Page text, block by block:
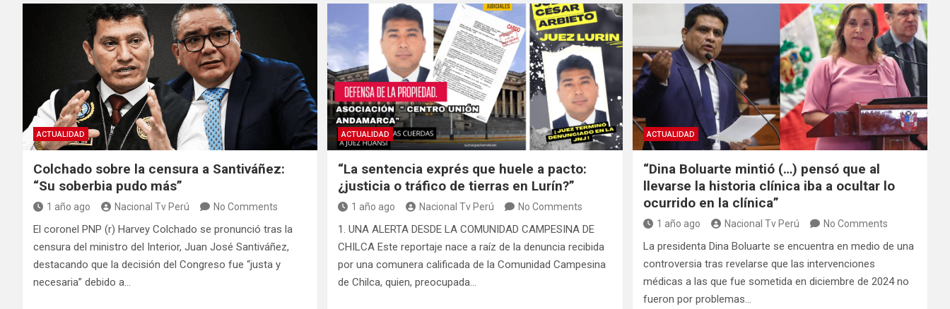
ACTUALIDAD
Colchado sobre la censura a Santiváñez:
“Su soberbia pudo más”
1 año ago Nacional Tv Perú No Comments
El coronel PNP (r) Harvey Colchado se pronunció tras la
censura del ministro del Interior, Juan José Santiváñez,
destacando que la decisión del Congreso fue “justa y
necesaria” debido a…
ACTUALIDAD
“La sentencia exprés que huele a pacto:
¿justicia o tráfico de tierras en Lurín?”
1 año ago Nacional Tv Perú No Comments
1. UNA ALERTA DESDE LA COMUNIDAD CAMPESINA DE
CHILCA Este reportaje nace a raíz de la denuncia recibida
por una comunera calificada de la Comunidad Campesina
de Chilca, quien, preocupada…
ACTUALIDAD
“Dina Boluarte mintió (…) pensó que al
llevarse la historia clínica iba a ocultar lo
ocurrido en la clínica”
1 año ago Nacional Tv Perú No Comments
La presidenta Dina Boluarte se encuentra en medio de una
controversia tras revelarse que las intervenciones
médicas a las que fue sometida en diciembre de 2024 no
fueron por problemas…